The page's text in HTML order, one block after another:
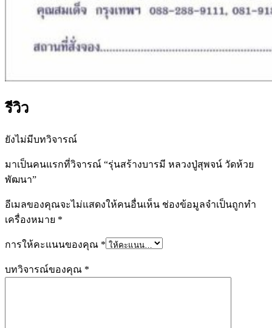
รีวิว
ยังไม่มีบทวิจารณ์
มาเป็นคนแรกที่วิจารณ์ “รุ่นสร้างบารมี หลวงปู่สุพจน์ วัดห้วย
พัฒนา”
อีเมลของคุณจะไม่แสดงให้คนอื่นเห็น ช่องข้อมูลจำเป็นถูกทำ
เครื่องหมาย *
การให้คะแนนของคุณ *
บทวิจารณ์ของคุณ *